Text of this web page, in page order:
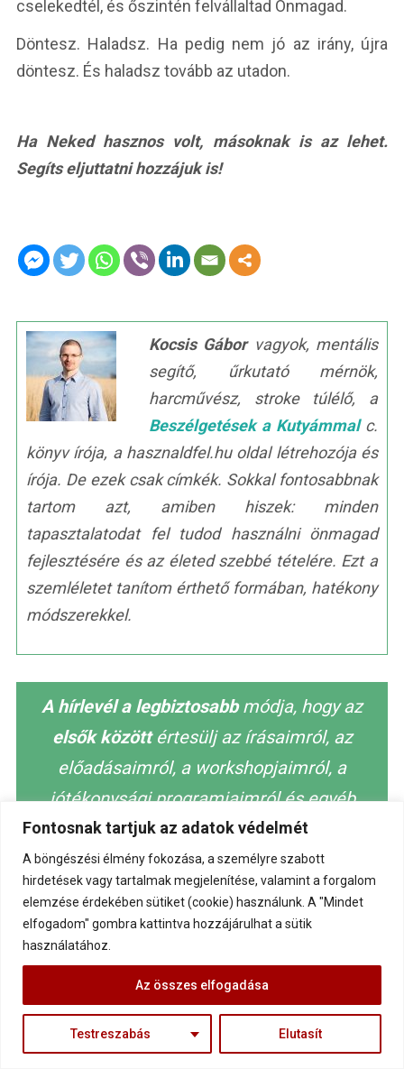
Fontosnak tartjuk az adatok védelmét
A böngészési élmény fokozása, a személyre szabott
hirdetések vagy tartalmak megjelenítése, valamint a forgalom
elemzése érdekében sütiket (cookie) használunk. A "Mindet
elfogadom" gombra kattintva hozzájárulhat a sütik
használatához.
Testreszabás Elutasít
Az összes elfogadása
cselekedtél, és őszintén felvállaltad Önmagad.
Döntesz. Haladsz. Ha pedig nem jó az irány, újra
döntesz. És haladsz tovább az utadon.
Ha Neked hasznos volt, másoknak is az lehet.
Segíts eljuttatni hozzájuk is!
Kocsis Gáborvagyok, mentális
segítő, űrkutató mérnök,
harcművész, stroke túlélő, a
Beszélgetések a Kutyámmalc.
könyv írója, a hasznaldfel.hu oldal létrehozója és
írója. De ezek csak címkék. Sokkal fontosabbnak
tartom azt, amiben hiszek: minden
tapasztalatodat fel tudod használni önmagad
fejlesztésére és az életed szebbé tételére. Ezt a
szemléletet tanítom érthető formában, hatékony
módszerekkel.
A hírlevél a legbiztosabbmódja, hogy az
elsők közöttértesülj az írásaimról, az
előadásaimról, a workshopjaimról, a
jótékonysági programjaimról és egyéb
rendezvényeimről:
A "Kérem az infókat" gombra kattintással elfogadom az
Adatkezelési tájékoztatót
AJÁNLAT